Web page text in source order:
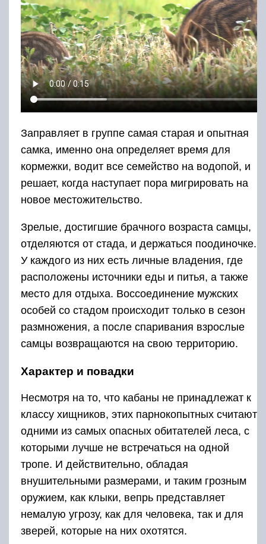
Заправляет в группе самая старая и опытная
самка, именно она определяет время для
кормежки, водит все семейство на водопой, и
решает, когда наступает пора мигрировать на
новое местожительство.
Зрелые, достигшие брачного возраста самцы,
отделяются от стада, и держаться поодиночке.
У каждого из них есть личные владения, где
расположены источники еды и питья, а также
место для отдыха. Воссоединение мужских
особей со стадом происходит только в сезон
размножения, а после спаривания взрослые
самцы возвращаются на свою территорию.
Характер и повадки
Несмотря на то, что кабаны не принадлежат к
классу хищников, этих парнокопытных считают
одними из самых опасных обитателей леса, с
которыми лучше не встречаться на одной
тропе. И действительно, обладая
внушительными размерами, и таким грозным
оружием, как клыки, вепрь представляет
немалую угрозу, как для человека, так и для
зверей, которые на них охотятся.